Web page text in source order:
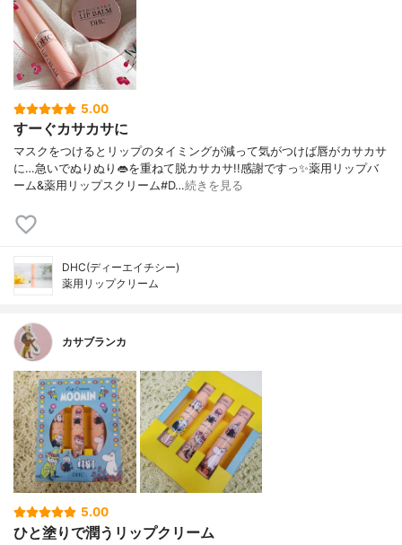
5.00
すーぐカサカサに
マスクをつけるとリップのタイミングが減って気がつけば唇がカサカサ
に…急いでぬりぬり👄を重ねて脱カサカサ!!感謝ですっ✨薬用リップバ
ーム&薬用リップスクリーム#D…続きを見る
DHC(ディーエイチシー)
薬用リップクリーム
カサブランカ
5.00
ひと塗りで潤うリップクリーム